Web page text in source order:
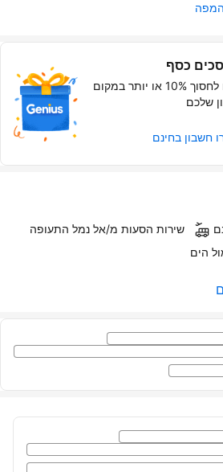
כסף
כדי לבדוק אם אתם יכולים לחסוך 10% או יותר במקום
שלכם
חשבון בחינם
שירות הסעות מ/אל נמל התעופה
הים